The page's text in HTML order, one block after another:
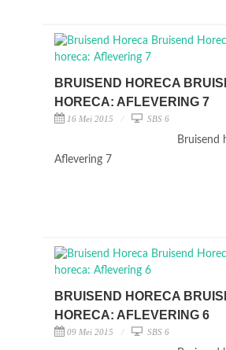
BRUISEND HORECA
HORECA: AFLEVERING 7
16 Mei 2015 SBS 6
Bruisend
Aflevering 7
BRUISEND HORECA
HORECA: AFLEVERING 6
09 Mei 2015 SBS 6